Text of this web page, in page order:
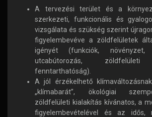
A tervezési terület és a
szerkezeti, funkcionális és
vizsgálata és szükség szerint
figyelembevéve a zöldfelületek
igényét (funkciók, növényzet,
utcabútorozás, zöldfelületi
fenntarthatóság).
A jól érzékelhető
„klímabarát”, ökológiai
zöldfelületi kialakítás kívánatos, a
figyelembevételével és az idős,